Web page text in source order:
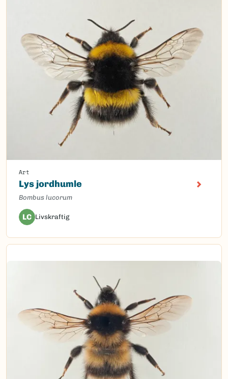
Art
Lys jordhumle
Bombus lucorum
LC Livskraftig